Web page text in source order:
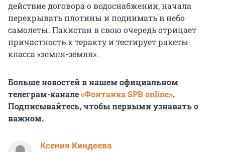
действие договора о водоснабжении, начала
перекрывать плотины и поднимать в небо
самолеты. Пакистан в свою очередь отрицает
причастность к теракту и тестирует ракеты
класса «земля-земля».
Больше новостей в нашем официальном
телеграм-канале«Фонтанка SPB online».
Подписывайтесь, чтобы первыми узнавать о
важном.
Ксения Киндеева